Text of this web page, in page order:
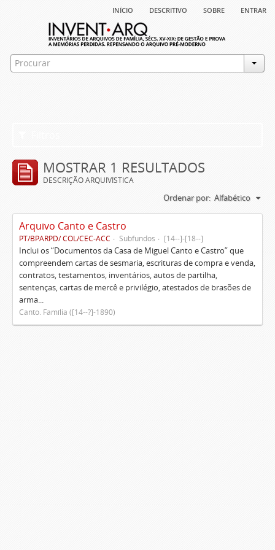
início descritivo sobre entrar
MOSTRAR 1 RESULTADOS
DESCRIÇÃO ARQUIVÍSTICA
Ordenar por: Alfabético
Arquivo Canto e Castro
PT/BPARPD/ COL/CEC-ACC Subfundos [14--]-[18--]
Inclui os “Documentos da Casa de Miguel Canto e Castro” que
compreendem cartas de sesmaria, escrituras de compra e venda,
contratos, testamentos, inventários, autos de partilha,
sentenças, cartas de mercê e privilégio, atestados de brasões de
arma...
Canto. Família ([14--?]-1890)